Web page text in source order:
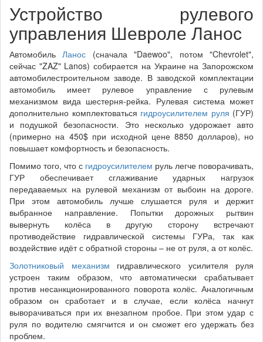
Устройство рулевого
управления Шевроле Ланос
АвтомобильЛанос (сначала "Daewoo", потом "Chevrolet",
сейчас "ZAZ" Lanos) собирается на Украине на Запорожском
автомобилестроительном заводе. В заводской комплектации
автомобиль имеет рулевое управление с рулевым
механизмом вида шестерня-рейка. Рулевая система может
дополнительно комплектоваться гидроусилителем руля (ГУР)
и подушкой безопасности. Это несколько удорожает авто
(примерно на 450$ при исходной цене 8850 долларов), но
повышает комфортность и безопасность.
Помимо того, что с гидроусилителем руль легче поворачивать,
ГУР обеспечивает сглаживание ударных нагрузок
передаваемых на рулевой механизм от выбоин на дороге.
При этом автомобиль лучше слушается руля и держит
выбранное направление. Попытки дорожных рытвин
вывернуть колёса в другую сторону встречают
противодействие гидравлической системы ГУРа, так как
воздействие идёт с обратной стороны – не от руля, а от колёс.
Золотниковый механизм гидравлического усилителя руля
устроен таким образом, что автоматически срабатывает
против несанкционированного поворота колёс. Аналогичным
образом он сработает и в случае, если колёса начнут
выворачиваться при их внезапном пробое. При этом удар с
руля по водителю смягчится и он сможет его удержать без
проблем.